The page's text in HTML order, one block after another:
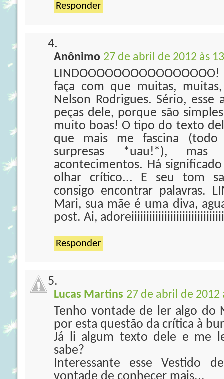
Responder
Anônimo 27 de abril de 2012 às
faça com que muitas,
Nelson Rodrigues. Sério,
peças dele, porque são
muito boas! O tipo do texto
que mais me fascina
surpresas *uau!*),
acontecimentos. Há
olhar crítico... E seu tom
consigo encontrar palavras.
Mari, sua mãe é uma diva,
post. Ai,
Responder
Lucas Martins 27 de abril de 2012
Tenho vontade de ler algo do
por esta questão da crítica à
Já li algum texto dele e me
sabe?
Interessante esse Vestido